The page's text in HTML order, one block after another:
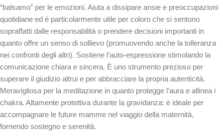
“balsamo” per le emozioni. Aiuta a dissipare ansie e preoccupazioni
quotidiane ed è particolarmente utile per coloro che si sentono
sopraffatti dalle responsabilità o prendere decisioni importanti in
quanto offre un senso di sollievo (promuovendo anche la tolleranza
nei confronti degli altri). Sostiene l’auto-espressione stimolando la
comunicazione chiara e sincera. È uno strumento prezioso per
superare il giudizio altrui e per abbracciare la propria autenticità.
Meravigliosa per la meditazione in quanto protegge l’aura e allinea i
chakra. Altamente protettiva durante la gravidanza: è ideale per
accompagnare le future mamme nel viaggio della maternità,
fornendo sostegno e serenità.